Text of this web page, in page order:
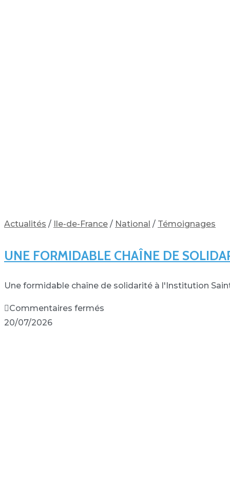
Actualités / Ile-de-France / National / Témoignages
UNE FORMIDABLE CHAÎNE DE
Une formidable chaîne de solidarité à l'Institution
Commentaires fermés
20/07/2026